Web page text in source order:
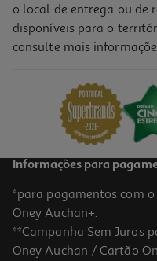
o local de entrega ou de
disponíveis para o
consulte mais
Informações para
*para pagamentos com
Oney Auchan+.
**Campanha Sem Juros
Oney Auchan / Cartão